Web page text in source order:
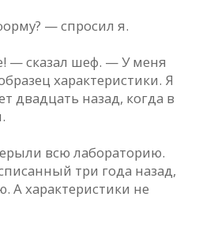
— спросил я.
— сказал шеф. — У меня
характеристики. Я
двадцать назад, когда в
всю лабораторию.
три года назад,
А характеристики не